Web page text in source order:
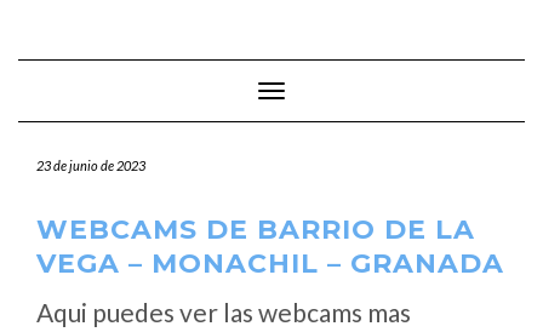
Cambiar modo de navegación
23 de junio de 2023
WEBCAMS DE BARRIO DE LA
VEGA – MONACHIL – GRANADA
Aqui puedes ver las webcams mas